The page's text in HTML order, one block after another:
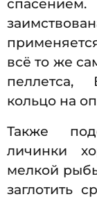
всё то же
пеллетса,
кольцо на
Также
личинки
мелкой
заглотить